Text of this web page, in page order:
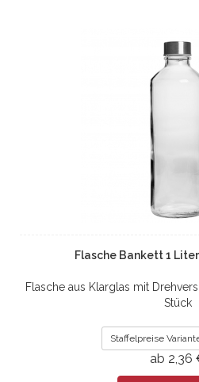
Flasche Bankett 1
Flasche aus Klarglas mit
Stück
Staffelpreise
ab 2,36